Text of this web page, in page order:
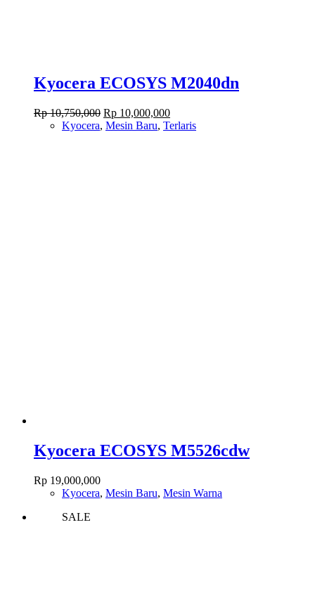
Kyocera ECOSYS M2040dn
Rp10,750,000 Original
price
Rp 10,000,000Current
price
Kyocera, Mesin Baru, Terlaris
Kyocera ECOSYS M5526cdw
Rp 19,000,000
Kyocera, Mesin Baru, Mesin Warna
SALE